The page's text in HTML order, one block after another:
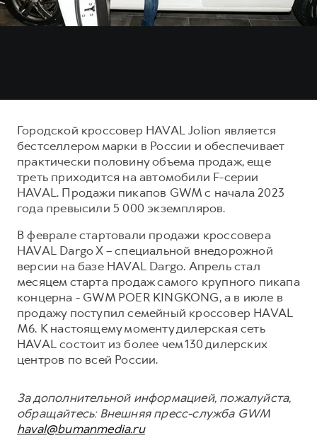
Городской кроссовер HAVAL Jolion является
бестселлером марки в России и обеспечивает
практически половину объема продаж, еще
треть приходится на автомобили F-серии
HAVAL. Продажи пикапов GWM с начала 2023
года превысили 5 000 экземпляров.
В феврале стартовали продажи кроссовера
HAVAL Dargo X – специальной внедорожной
версии на базе HAVAL Dargo. Апрель стал
месяцем старта продаж самого крупного пикапа
концерна - GWM POER KINGKONG, а в июле в
продажу поступил семейный кроссовер HAVAL
M6. К настоящему моменту дилерская сеть
HAVAL состоит из более чем 130 дилерских
центров по всей России.
За дополнительной информацией, пожалуйста,
обращайтесь: Внешняя пресс-служба GWM
haval@bumanmedia.ru